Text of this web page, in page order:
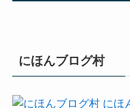
にほんブログ村